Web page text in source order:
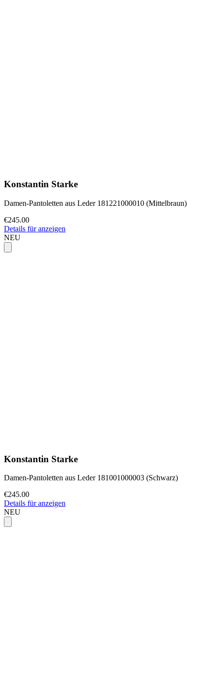
Konstantin Starke
Damen-Pantoletten aus Leder 181221000010 (Mittelbraun)
€245.00
Details für anzeigen
NEU
Konstantin Starke
Damen-Pantoletten aus Leder 181001000003 (Schwarz)
€245.00
Details für anzeigen
NEU